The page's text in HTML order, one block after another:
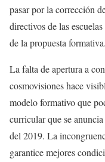
pasar por la corrección
directivos de las
de la propuesta formativa.
La falta de apertura a
cosmovisiones hace
modelo formativo que
curricular que se
del 2019. La
garantice mejores